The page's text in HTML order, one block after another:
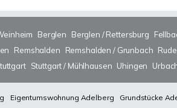
Berglen Berglen / Rettersburg
Remshalden Remshalden / Grunbach
Stuttgart / Mühlhausen Uhingen
Eigentumswohnung Adelberg Grundstücke